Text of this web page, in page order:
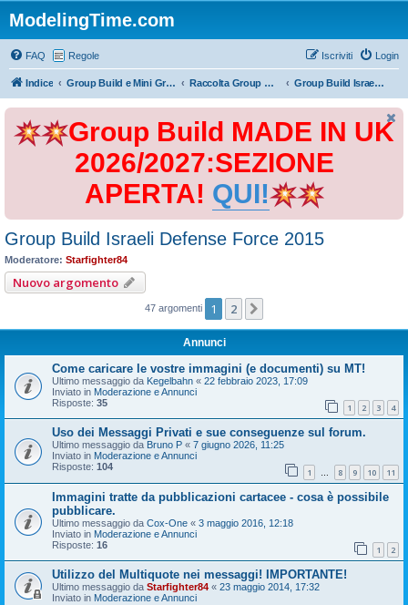
ModelingTime.com
FAQ Regole Login
Iscriviti
Indice Group Build e Mini Group Build Raccolta Group Build Group Build Israeli Defense Force 2015
Group Build MADE IN UK
2026/2027:SEZIONE
APERTA! QUI!
Group Build Israeli Defense Force 2015
Moderatore: Starfighter84
Nuovo argomento
47 argomenti 1 2
Annunci
Come caricare le vostre immagini (e documenti) su MT!
Ultimo messaggio da Kegelbahn « 22 febbraio 2023, 17:09
Inviato in Moderazione e Annunci
Risposte: 35 1 2 3 4
Uso dei Messaggi Privati e sue conseguenze sul forum.
Ultimo messaggio da Bruno P « 7 giugno 2026, 11:25
Inviato in Moderazione e Annunci
Risposte: 104 1 … 8 9 10 11
Immagini tratte da pubblicazioni cartacee - cosa è possibile
pubblicare.
Ultimo messaggio da Cox-One « 3 maggio 2016, 12:18
Inviato in Moderazione e Annunci
Risposte: 16 1 2
Utilizzo del Multiquote nei messaggi! IMPORTANTE!
Ultimo messaggio da Starfighter84 « 23 maggio 2014, 17:32
Inviato in Moderazione e Annunci